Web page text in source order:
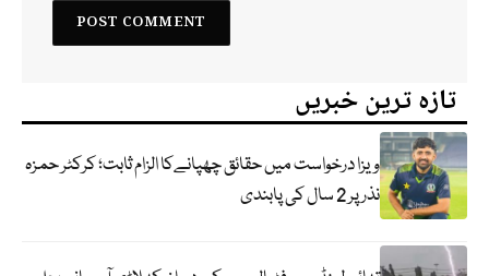
تازہ ترین خبریں
ویزا درخواست میں حقائق چھپانےکا الزام ثابت؛ کرکٹر حمزہ
نذر پر 2 سال کی پابندی